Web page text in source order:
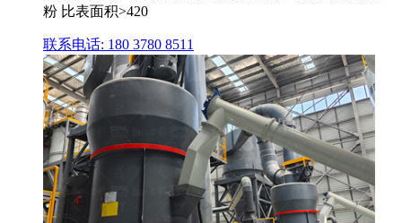
粉 比表面积>420
联系电话: 180 3780 8511